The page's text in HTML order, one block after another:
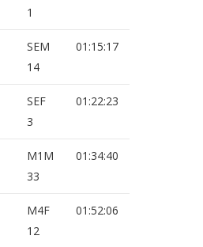
1
SEM
14
01:15:17
SEF
3
01:22:23
M1M
33
01:34:40
M4F
12
01:52:06